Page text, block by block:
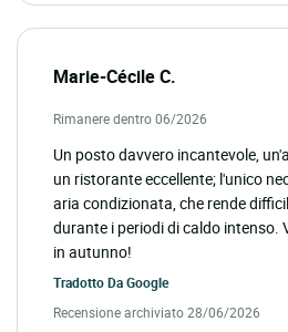
Marie-Cécile C.
Rimanere dentro 06/2026
Un posto davvero incantevole,
un ristorante eccellente; l'unico
aria condizionata, che rende
durante i periodi di caldo intenso.
in autunno!
Tradotto DaGoogle
Recensione archiviato 28/06/2026